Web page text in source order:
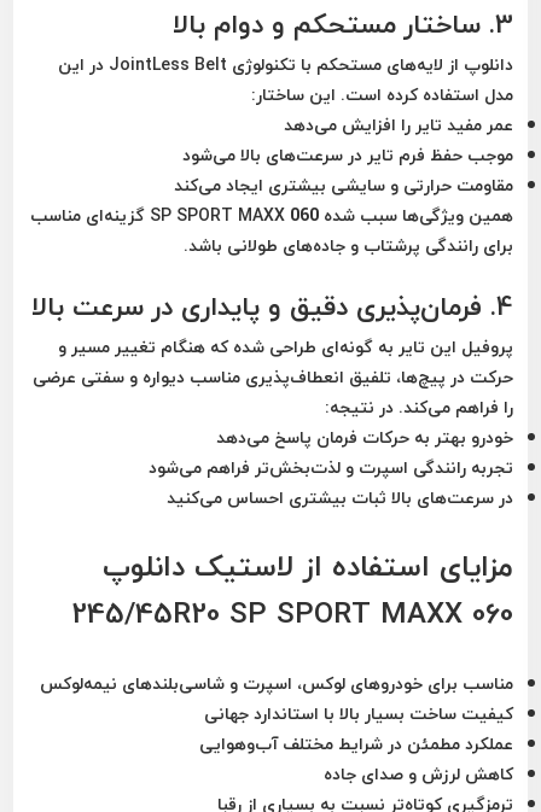
3. ساختار مستحکم و دوام بالا
دانلوپ از لایه‌های مستحکم با تکنولوژی JointLess Belt در این
مدل استفاده کرده است. این ساختار:
عمر مفید تایر را افزایش می‌دهد
موجب حفظ فرم تایر در سرعت‌های بالا می‌شود
مقاومت حرارتی و سایشی بیشتری ایجاد می‌کند
همین ویژگی‌ها سبب شده SP SPORT MAXX 060 گزینه‌ای مناسب
برای رانندگی پرشتاب و جاده‌های طولانی باشد.
4. فرمان‌پذیری دقیق و پایداری در سرعت بالا
پروفیل این تایر به گونه‌ای طراحی شده که هنگام تغییر مسیر و
حرکت در پیچ‌ها، تلفیق انعطاف‌پذیری مناسب دیواره و سفتی عرضی
را فراهم می‌کند. در نتیجه:
خودرو بهتر به حرکات فرمان پاسخ می‌دهد
تجربه رانندگی اسپرت و لذت‌بخش‌تر فراهم می‌شود
در سرعت‌های بالا ثبات بیشتری احساس می‌کنید
مزایای استفاده از لاستیک دانلوپ
245/45R20 SP SPORT MAXX 060
مناسب برای خودروهای لوکس، اسپرت و شاسی‌بلندهای نیمه‌لوکس
کیفیت ساخت بسیار بالا با استاندارد جهانی
عملکرد مطمئن در شرایط مختلف آب‌وهوایی
کاهش لرزش و صدای جاده
ترمزگیری کوتاه‌تر نسبت به بسیاری از رقبا